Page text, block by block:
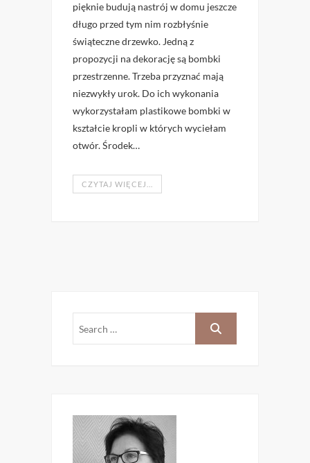
pięknie budują nastrój w domu jeszcze
długo przed tym nim rozbłyśnie
świąteczne drzewko. Jedną z
propozycji na dekorację są bombki
przestrzenne. Trzeba przyznać mają
niezwykły urok. Do ich wykonania
wykorzystałam plastikowe bombki w
kształcie kropli w których wyciełam
otwór. Środek…
CZYTAJ WIĘCEJ...